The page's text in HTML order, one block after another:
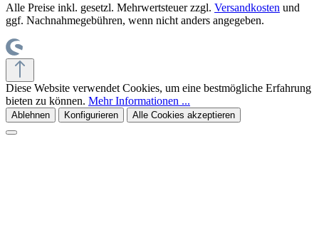
Alle Preise inkl. gesetzl. Mehrwertsteuer zzgl. Versandkosten und
ggf. Nachnahmegebühren, wenn nicht anders angegeben.
Diese Website verwendet Cookies, um eine bestmögliche Erfahrung
bieten zu können. Mehr Informationen ...
Ablehnen Konfigurieren Alle Cookies akzeptieren